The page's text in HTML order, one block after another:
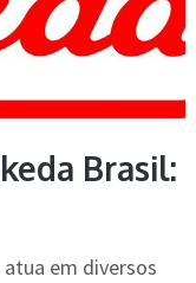
Brasil:
em diversos